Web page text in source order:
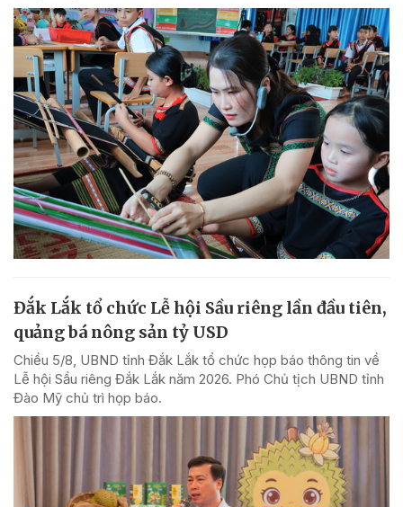
Đắk Lắk tổ chức Lễ hội Sầu riêng lần đầu tiên,
quảng bá nông sản tỷ USD
Chiều 5/8, UBND tỉnh Đắk Lắk tổ chức họp báo thông tin về
Lễ hội Sầu riêng Đắk Lắk năm 2026. Phó Chủ tịch UBND tỉnh
Đào Mỹ chủ trì họp báo.